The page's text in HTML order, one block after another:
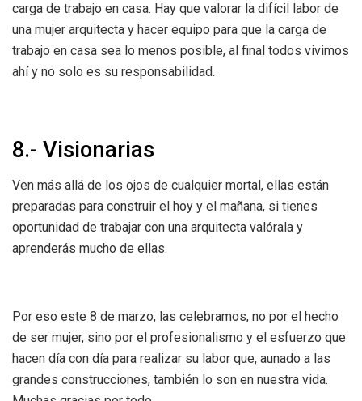
carga de trabajo en casa. Hay que valorar la difícil labor de
una mujer arquitecta y hacer equipo para que la carga de
trabajo en casa sea lo menos posible, al final todos vivimos
ahí y no solo es su responsabilidad.
8.- Visionarias
Ven más allá de los ojos de cualquier mortal, ellas están
preparadas para construir el hoy y el mañana, si tienes
oportunidad de trabajar con una arquitecta valórala y
aprenderás mucho de ellas.
Por eso este 8 de marzo, las celebramos, no por el hecho
de ser mujer, sino por el profesionalismo y el esfuerzo que
hacen día con día para realizar su labor que, aunado a las
grandes construcciones, también lo son en nuestra vida.